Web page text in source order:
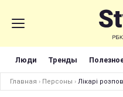
Люди Тренды
Главная › Персоны › Лікарі